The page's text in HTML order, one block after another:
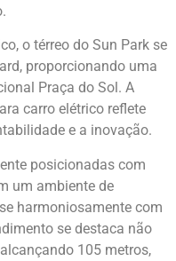
o térreo do Sun Park se
proporcionando uma
Praça do Sol. A
carro elétrico reflete
e a inovação.
posicionadas com
um ambiente de
harmoniosamente com
se destaca não
105 metros,